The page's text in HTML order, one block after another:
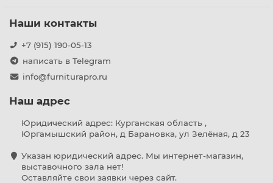
Наши контакты
+7 (915) 190-05-13
написать в Telegram
info@furniturapro.ru
Наш адрес
Юридический адрес: Курганская область ,
Юргамышский район, д Барановка, ул Зелёная, д 23
Указан юридический адрес. Мы интернет-магазин,
выставочного зала нет!
Оставляйте свои заявки через сайт.